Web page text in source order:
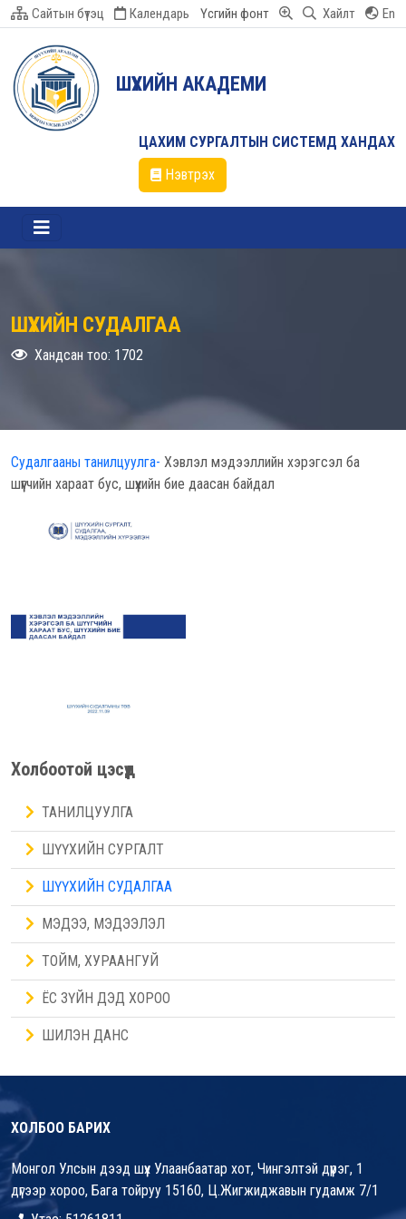
Сайтын бүтэц Календарь Үсгийн фонт Хайлт En
ШҮҮХИЙН АКАДЕМИ
ЦАХИМ СУРГАЛТЫН СИСТЕМД ХАНДАХ
Нэвтрэх
ШҮҮХИЙН СУДАЛГАА
Хандсан тоо: 1702
Судалгааны танилцуулга- Хэвлэл мэдээллийн хэрэгсэл ба
шүүгчийн хараат бус, шүүхийн бие даасан байдал
Холбоотой цэсүүд
ТАНИЛЦУУЛГА
ШҮҮХИЙН СУРГАЛТ
ШҮҮХИЙН СУДАЛГАА
МЭДЭЭ, МЭДЭЭЛЭЛ
ТОЙМ, ХУРААНГУЙ
ЁС ЗҮЙН ДЭД ХОРОО
ШИЛЭН ДАНС
ХОЛБОО БАРИХ
Монгол Улсын дээд шүүх Улаанбаатар хот, Чингэлтэй дүүрэг, 1
дүгээр хороо, Бага тойруу 15160, Ц.Жигжиджавын гудамж 7/1